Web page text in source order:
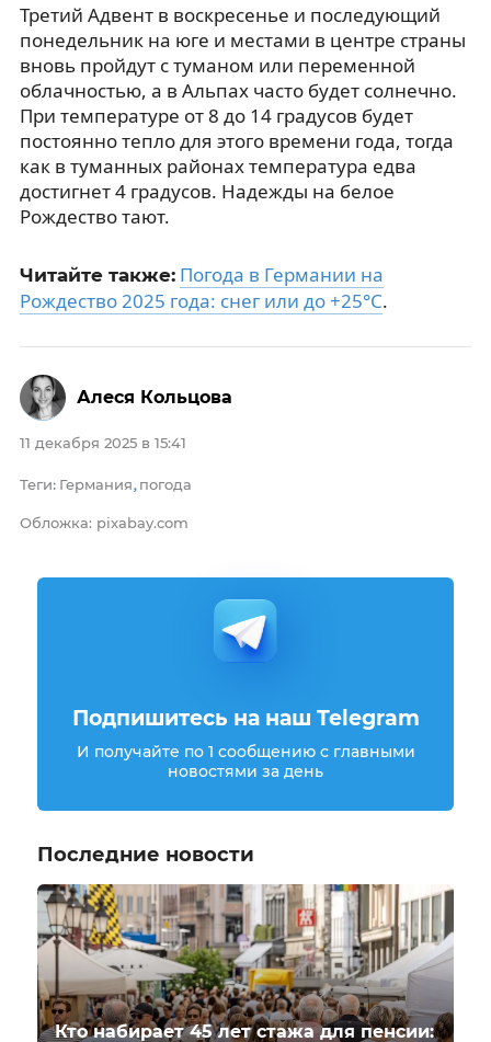
Третий Адвент в воскресенье и последующий
понедельник на юге и местами в центре страны
вновь пройдут с туманом или переменной
облачностью, а в Альпах часто будет солнечно.
При температуре от 8 до 14 градусов будет
постоянно тепло для этого времени года, тогда
как в туманных районах температура едва
достигнет 4 градусов. Надежды на белое
Рождество тают.
Читайте также: Погода в Германии на
Рождество 2025 года: снег или до +25°C.
11 декабря 2025 в 15:41
Теги: Германия, погода
Обложка: pixabay.com
Алеся Кольцова
Подпишитесь на наш Telegram
И получайте по 1 сообщению с главными
новостями за день
Последние новости
Кто набирает 45 лет стажа для пенсии: